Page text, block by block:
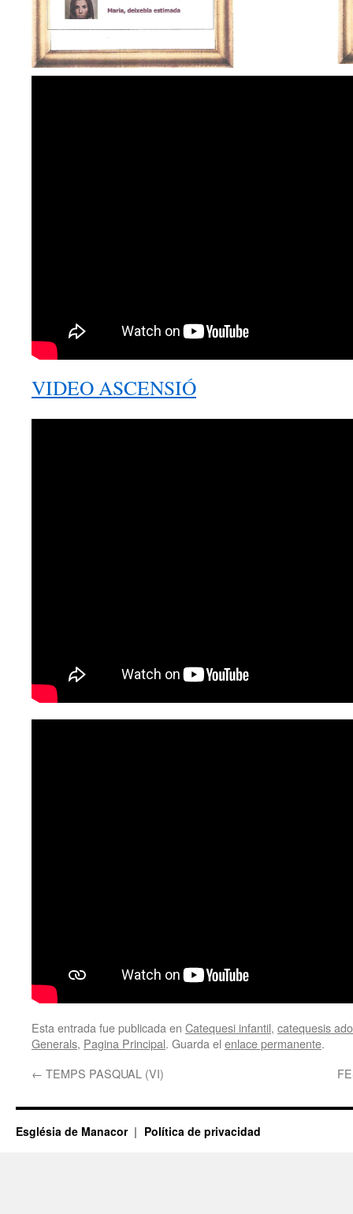
VIDEO ASCENSIÓ
Esta entrada fue publicada en Catequesi infantil, catequesis
Generals, Pagina Principal. Guarda el enlace permanente.
← TEMPS PASQUAL (VI)
Església de Manacor Política de privacidad